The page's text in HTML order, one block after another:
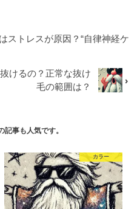
ストレスが原因？“自律神経ケ
けるの？正常な抜け
毛の範囲は？
記事も人気です。
カラー